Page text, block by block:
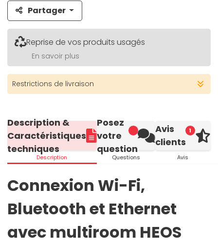
Partager
Reprise de vos produits usagés
En savoir plus
Restrictions de livraison
Description &
Caractéristiques
techniques
Description
Posez
votre
question
Questions
1
Avis
clients
Avis
Connexion Wi-Fi,
Bluetooth et Ethernet
avec multiroom HEOS